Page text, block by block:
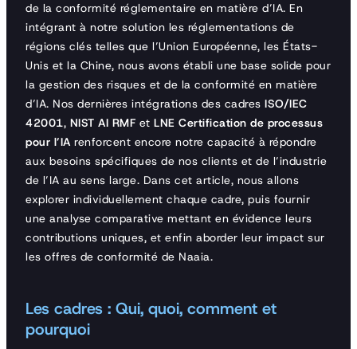
de la conformité réglementaire en matière d’IA. En
intégrant à notre solution les réglementations de
régions clés telles que l’Union Européenne, les États-
Unis et la Chine, nous avons établi une base solide pour
la gestion des risques et de la conformité en matière
d’IA. Nos dernières intégrations des cadres ISO/IEC
42001, NIST AI RMF et LNE Certification de processus
pour l’IA renforcent encore notre capacité à répondre
aux besoins spécifiques de nos clients et de l’industrie
de l’IA au sens large. Dans cet article, nous allons
explorer individuellement chaque cadre, puis fournir
une analyse comparative mettant en évidence leurs
contributions uniques, et enfin aborder leur impact sur
les offres de conformité de Naaia.
Les cadres : Qui, quoi, comment et
pourquoi